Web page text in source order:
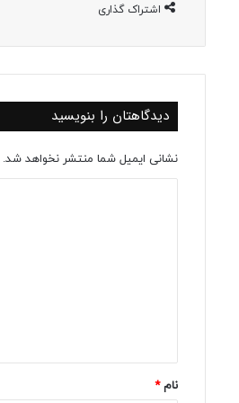
اشتراک گذاری
دیدگاهتان را بنویسید
نشانی ایمیل شما منتشر نخواهد شد.
نام*